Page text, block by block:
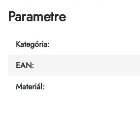
Parametre
Kategória:
EAN:
Materiál: